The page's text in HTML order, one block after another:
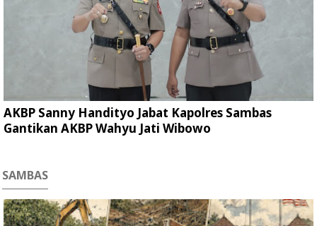
AKBP Sanny Handityo Jabat Kapolres Sambas
Gantikan AKBP Wahyu Jati Wibowo
SAMBAS